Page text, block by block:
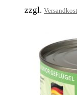
zzgl.